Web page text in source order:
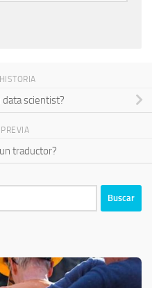
data scientist?
traductor?